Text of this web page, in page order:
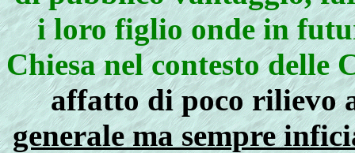
i loro figlio onde in
Chiesa nel contesto delle
affatto di poco rilievo
generale ma sempre